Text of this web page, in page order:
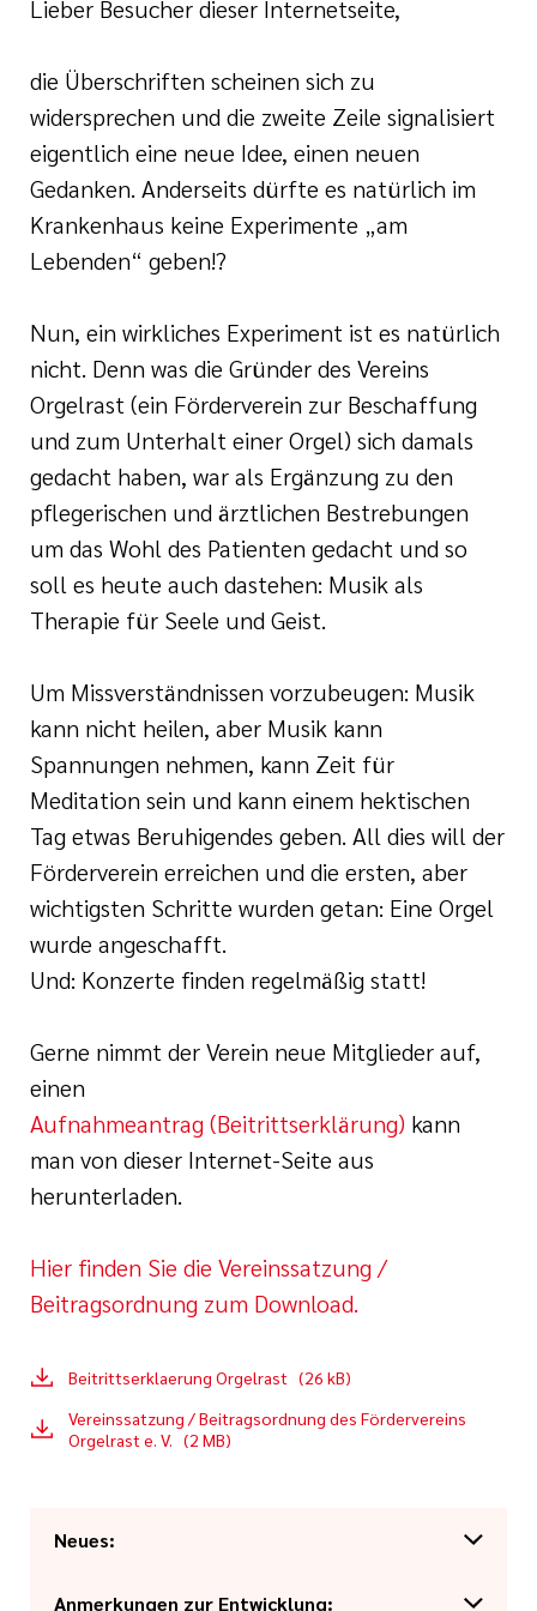
digital -
zum
Lieber Besucher dieser Internetseite,
die Überschriften scheinen sich zu
widersprechen und die zweite Zeile signalisiert
eigentlich eine neue Idee, einen neuen
Gedanken. Anderseits dürfte es natürlich im
Krankenhaus keine Experimente „am
Lebenden“ geben!?
Nun, ein wirkliches Experiment ist es natürlich
nicht. Denn was die Gründer des Vereins
Orgelrast (ein Förderverein zur Beschaffung
und zum Unterhalt einer Orgel) sich damals
gedacht haben, war als Ergänzung zu den
pflegerischen und ärztlichen Bestrebungen
um das Wohl des Patienten gedacht und so
soll es heute auch dastehen: Musik als
Therapie für Seele und Geist.
Um Missverständnissen vorzubeugen: Musik
kann nicht heilen, aber Musik kann
Spannungen nehmen, kann Zeit für
Meditation sein und kann einem hektischen
Tag etwas Beruhigendes geben. All dies will der
Förderverein erreichen und die ersten, aber
wichtigsten Schritte wurden getan: Eine Orgel
wurde angeschafft.
Und: Konzerte finden regelmäßig statt!
Gerne nimmt der Verein neue Mitglieder auf,
einen
Aufnahmeantrag (Beitrittserklärung) kann
man von dieser Internet-Seite aus
herunterladen.
Hier finden Sie die Vereinssatzung /
Beitragsordnung zum Download.
Beitrittserklaerung Orgelrast (26 kB)
Vereinssatzung / Beitragsordnung des Fördervereins
Orgelrast e. V. (2 MB)
Neues:
Link kopieren
Anmerkungen zur Entwicklung: